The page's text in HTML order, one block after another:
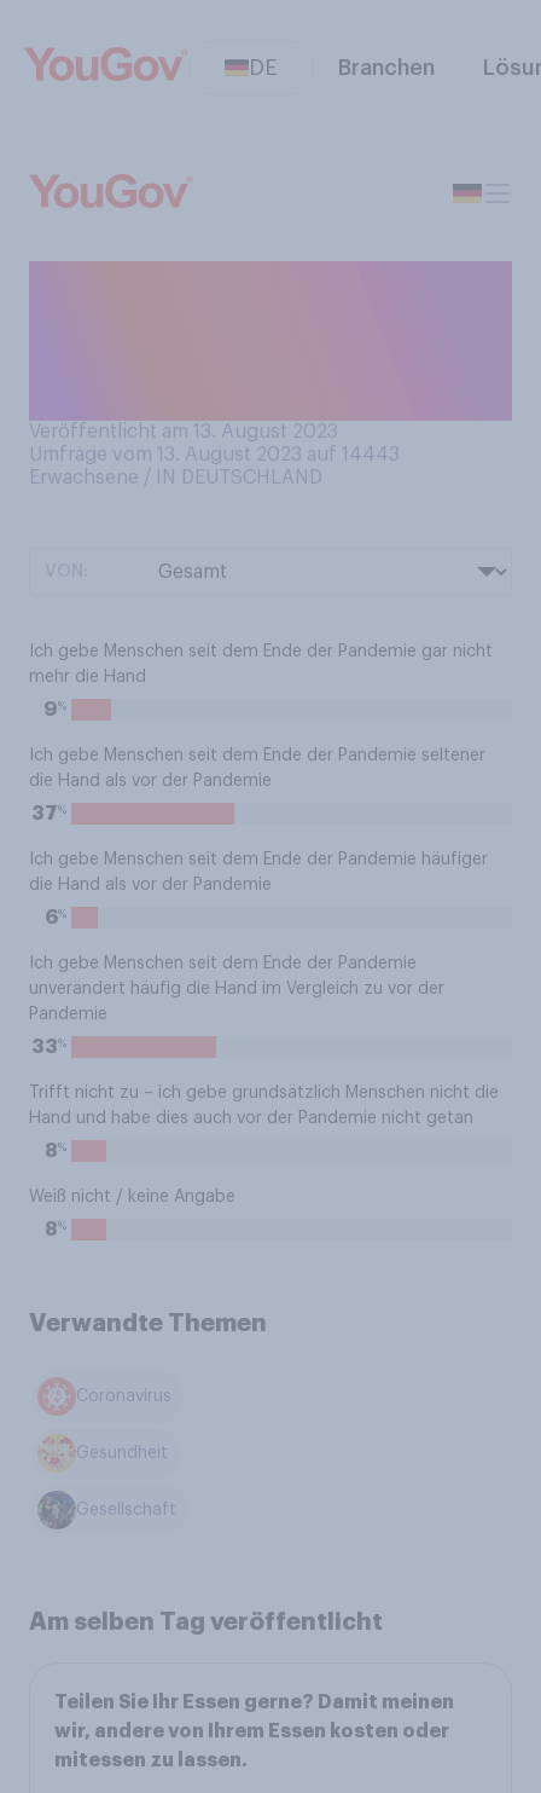
DE Branchen
Veröffentlicht am 13. August 2023
Umfrage vom 13. August 2023 auf 14443
Erwachsene / IN DEUTSCHLAND
Ich gebe Menschen seit dem Ende der Pandemie gar nicht
mehr die Hand
9%
Ich gebe Menschen seit dem Ende der Pandemie seltener
die Hand als vor der Pandemie
37%
Ich gebe Menschen seit dem Ende der Pandemie häufiger
die Hand als vor der Pandemie
6%
Ich gebe Menschen seit dem Ende der Pandemie
unverändert häufig die Hand im Vergleich zu vor der
Pandemie
33%
Trifft nicht zu – ich gebe grundsätzlich Menschen nicht die
Hand und habe dies auch vor der Pandemie nicht getan
8%
Weiß nicht / keine Angabe
8%
Verwandte Themen
Coronavirus
Gesundheit
Gesellschaft
Am selben Tag veröffentlicht
Teilen Sie Ihr Essen gerne? Damit meinen
wir, andere von Ihrem Essen kosten oder
mitessen zu lassen.